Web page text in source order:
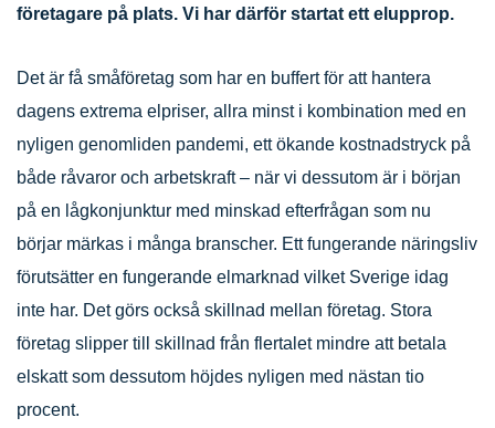
företagare på plats. Vi har därför startat ett elupprop.
Det är få småföretag som har en buffert för att hantera
dagens extrema elpriser, allra minst i kombination med en
nyligen genomliden pandemi, ett ökande kostnadstryck på
både råvaror och arbetskraft – när vi dessutom är i början
på en lågkonjunktur med minskad efterfrågan som nu
börjar märkas i många branscher. Ett fungerande näringsliv
förutsätter en fungerande elmarknad vilket Sverige idag
inte har. Det görs också skillnad mellan företag. Stora
företag slipper till skillnad från flertalet mindre att betala
elskatt som dessutom höjdes nyligen med nästan tio
procent.